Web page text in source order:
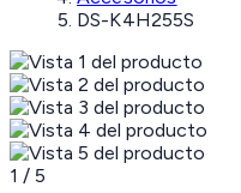
DS-K4H255S
1 / 5